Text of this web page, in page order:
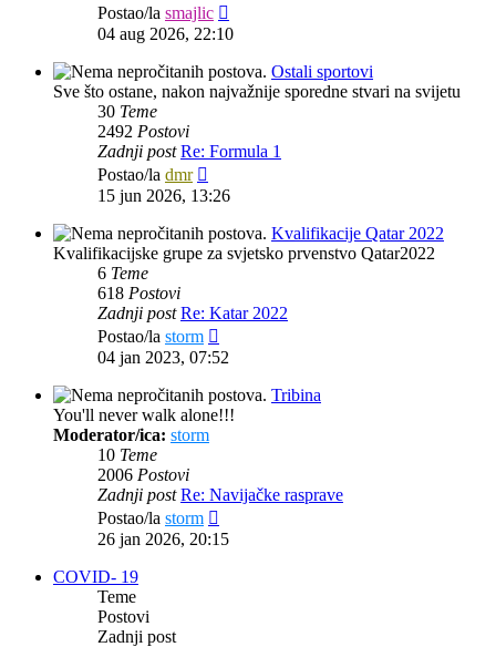
Postao/la smajlic
post
04 aug 2026, 22:10
Ostali sportovi
Sve što ostane, nakon najvažnije sporedne stvari na svijetu
30 Teme
2492 Postovi
Zadnji post Re: Formula 1
Postao/la dmr
post
15 jun 2026, 13:26
Kvalifikacije Qatar 2022
Kvalifikacijske grupe za svjetsko prvenstvo Qatar2022
6 Teme
618 Postovi
Zadnji post Re: Katar 2022
Postao/la storm
post
04 jan 2023, 07:52
Tribina
You'll never walk alone!!!
Moderator/ica: storm
10 Teme
2006 Postovi
Zadnji post Re: Navijačke rasprave
Postao/la storm
post
26 jan 2026, 20:15
COVID- 19
Teme
Postovi
Zadnji post